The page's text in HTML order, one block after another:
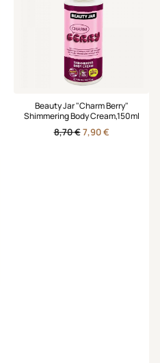
Beauty Jar "Charm Berry"
Shimmering Body Cream,150ml
8,70€Original
7,90€Η